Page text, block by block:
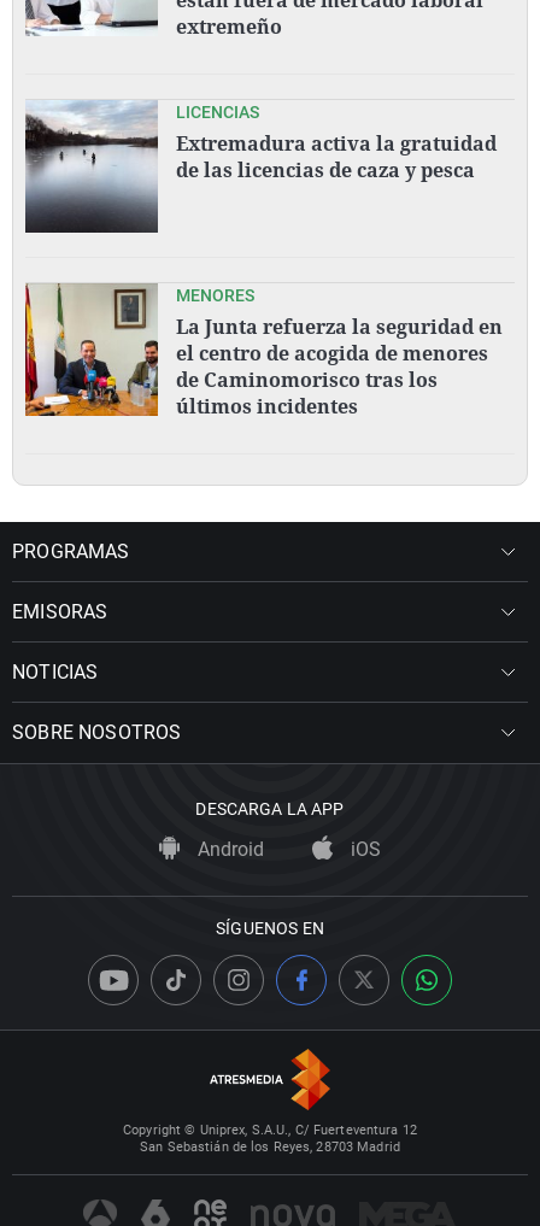
extremeño
LICENCIAS
Extremadura activa la gratuidad
de las licencias de caza y pesca
MENORES
La Junta refuerza la seguridad en
el centro de acogida de menores
de Caminomorisco tras los
últimos incidentes
PROGRAMAS
EMISORAS
NOTICIAS
SOBRE NOSOTROS
DESCARGA LA APP
Android iOS
SÍGUENOS EN
Copyright © Uniprex, S.A.U., C/ Fuerteventura 12
San Sebastián de los Reyes, 28703 Madrid